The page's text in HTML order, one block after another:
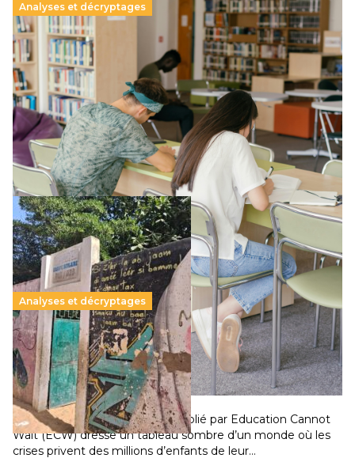
Analyses et décryptages
Supérieur privé : une dérive qui met à mal la
promesse républicaine
11 juillet 2026-
Le projet de loi sur la régulation de l’enseignement
supérieur privé met en lumière l’amplification d’un système
qui relègue l’acte pédagogique au superfétatoire, voire à…
Lire la suite →
Analyses et décryptages
258 millions d’enfants victimes de la guerre, des
chocs climatiques et des déplacements de
population
11 juillet 2026- National
Un nouveau rapport mondial publié par Education Cannot
Wait (ECW) dresse un tableau sombre d’un monde où les
crises privent des millions d’enfants de leur…